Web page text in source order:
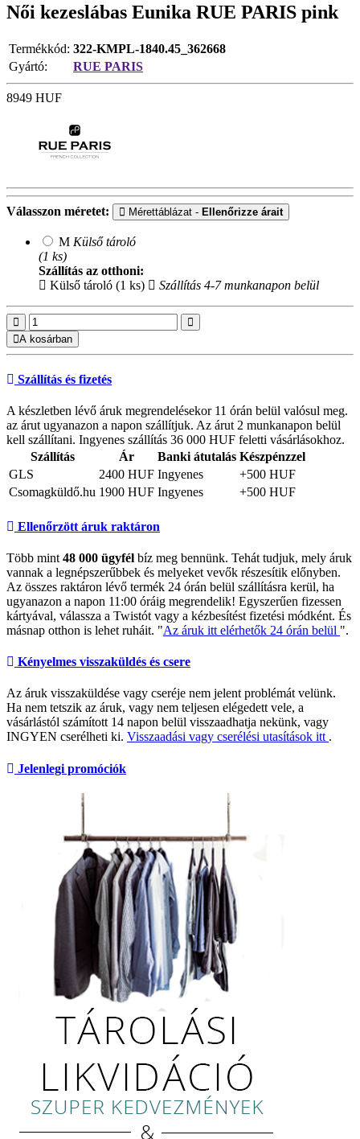
Női kezeslábas Eunika RUE PARIS pink
Termékkód: 322-KMPL-1840.45_362668
Gyártó:
RUE PARIS
8949 HUF
Válasszon méretet: Mérettáblázat - Ellenőrizze árait
M Külső tároló
(1 ks)
Szállítás az otthoni:
Külső tároló (1 ks)
Szállítás 4-7 munkanapon belül
A kosárban
Szállítás és fizetés
A készletben lévő áruk megrendelésekor 11 órán belül valósul meg.
az árut ugyanazon a napon szállítjuk. Az árut 2 munkanapon belül
kell szállítani. Ingyenes szállítás 36 000 HUF feletti vásárlásokhoz.
Szállítás
Ár Banki átutalás Készpénzzel
GLS
2400 HUF Ingyenes
+500 HUF
Csomagküldő.hu 1900 HUF Ingyenes +500 HUF
Ellenőrzött áruk raktáron
Több mint 48 000 ügyfél bíz meg bennünk. Tehát tudjuk, mely áruk
vannak a legnépszerűbbek és melyeket vevők részesítik előnyben.
Az összes raktáron lévő termék 24 órán belül szállításra kerül, ha
ugyanazon a napon 11:00 óráig megrendelik! Egyszerűen fizessen
kártyával, válassza a Twistót vagy a kézbesítést fizetési módként. És
másnap otthon is lehet ruháit. "Az áruk itt elérhetők 24 órán belül ".
Kényelmes visszaküldés és csere
Az áruk visszaküldése vagy cseréje nem jelent problémát velünk.
Ha nem tetszik az áruk, vagy nem teljesen elégedett vele, a
vásárlástól számított 14 napon belül visszaadhatja nekünk, vagy
INGYEN cserélheti ki. Visszaadási vagy cserélési utasítások itt .
Jelenlegi promóciók